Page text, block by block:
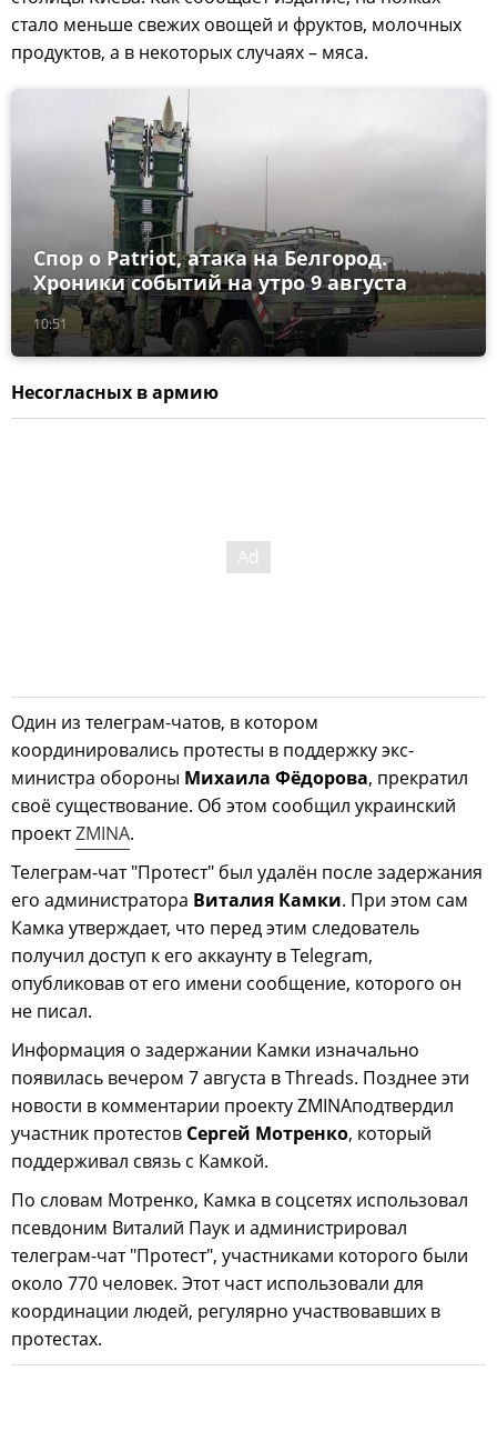
стало меньше свежих овощей и фруктов, молочных
продуктов, а в некоторых случаях – мяса.
10:51
Спор о Patriot, атака на Белгород.
Хроники событий на утро 9 августа
Несогласных в армию
Один из телеграм-чатов, в котором
координировались протесты в поддержку экс-
министра обороны Михаила Фёдорова, прекратил
своё существование. Об этом сообщил украинский
проектZMINA.
Телеграм-чат "Протест" был удалён после задержания
его администратора Виталия Камки. При этом сам
Камка утверждает, что перед этим следователь
получил доступ к его аккаунту в Telegram,
опубликовав от его имени сообщение, которого он
не писал.
Информация о задержании Камки изначально
появилась вечером 7 августа в Threads. Позднее эти
новости в комментарии проекту ZMINAподтвердил
участник протестов Сергей Мотренко, который
поддерживал связь с Камкой.
По словам Мотренко, Камка в соцсетях использовал
псевдоним Виталий Паук и администрировал
телеграм-чат "Протест", участниками которого были
около 770 человек. Этот част использовали для
координации людей, регулярно участвовавших в
протестах.